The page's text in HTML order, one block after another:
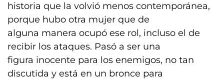
historia que la volvió menos contemporánea,
porque hubo otra mujer que de
alguna manera ocupó ese rol, incluso el de
recibir los ataques. Pasó a ser una
figura inocente para los enemigos, no tan
discutida y está en un bronce para